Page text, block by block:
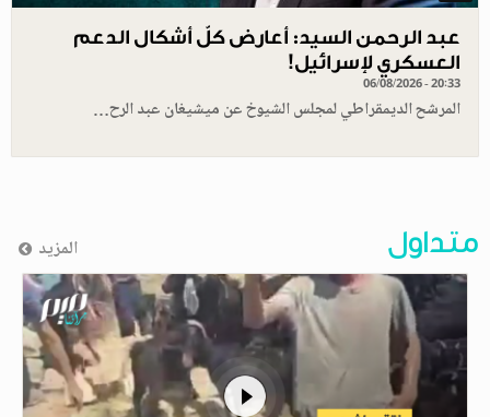
عبد الرحمن السيد: أعارض كلّ أشكال الدعم
العسكري لإسرائيل!
06/08/2026 - 20:33
المرشح الديمقراطي لمجلس الشيوخ عن ميشيغان عبد الرح…
متداول المزيد